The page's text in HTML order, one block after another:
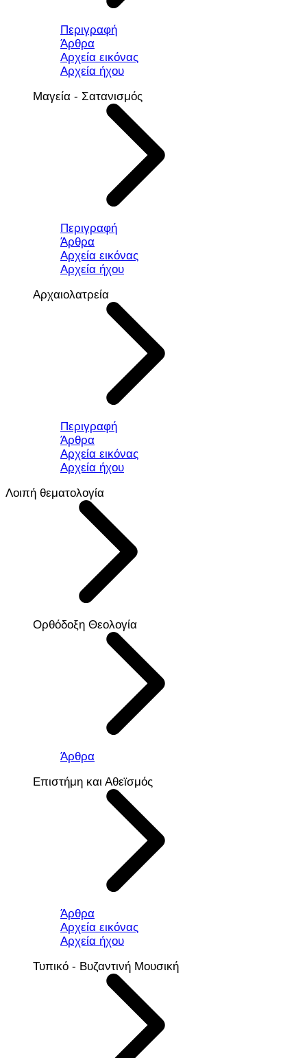
Περιγραφή
Άρθρα
Αρχεία εικόνας
Αρχεία ήχου
Μαγεία - Σατανισμός
Περιγραφή
Άρθρα
Αρχεία εικόνας
Αρχεία ήχου
Αρχαιολατρεία
Περιγραφή
Άρθρα
Αρχεία εικόνας
Αρχεία ήχου
Λοιπή θεματολογία
Ορθόδοξη Θεολογία
Άρθρα
Επιστήμη και Αθεϊσμός
Άρθρα
Αρχεία εικόνας
Αρχεία ήχου
Τυπικό - Βυζαντινή Μουσική